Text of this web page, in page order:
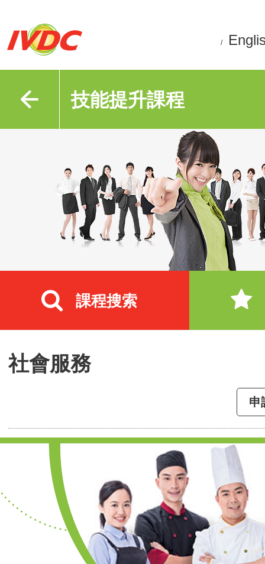
/
技能提升課程
課程搜索
社會服務
申